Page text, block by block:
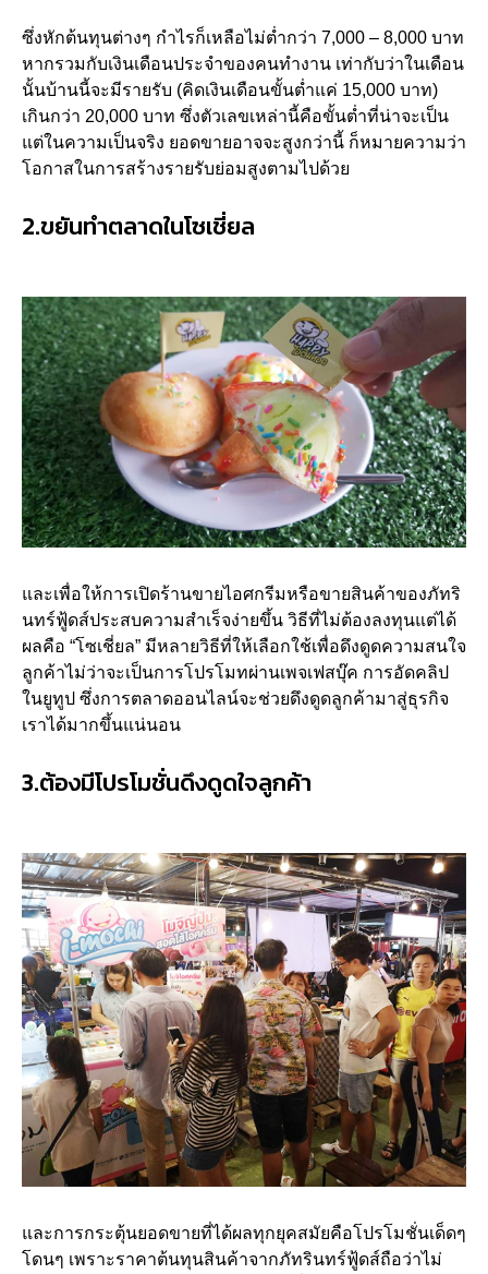
ซึ่งหักต้นทุนต่างๆ กำไรก็เหลือไม่ต่ำกว่า 7,000 – 8,000 บาท
หากรวมกับเงินเดือนประจำของคนทำงาน เท่ากับว่าในเดือน
นั้นบ้านนี้จะมีรายรับ (คิดเงินเดือนขั้นต่ำแค่ 15,000 บาท)
เกินกว่า 20,000 บาท ซึ่งตัวเลขเหล่านี้คือขั้นต่ำที่น่าจะเป็น
แต่ในความเป็นจริง ยอดขายอาจจะสูงกว่านี้ ก็หมายความว่า
โอกาสในการสร้างรายรับย่อมสูงตามไปด้วย
2.ขยันทำตลาดในโซเชี่ยล
และเพื่อให้การเปิดร้านขายไอศกรีมหรือขายสินค้าของภัทริ
นทร์ฟู้ดส์ประสบความสำเร็จง่ายขึ้น วิธีที่ไม่ต้องลงทุนแต่ได้
ผลคือ “โซเชี่ยล” มีหลายวิธีที่ให้เลือกใช้เพื่อดึงดูดความสนใจ
ลูกค้าไม่ว่าจะเป็นการโปรโมทผ่านเพจเฟสบุ๊ค การอัดคลิป
ในยูทูป ซึ่งการตลาดออนไลน์จะช่วยดึงดูดลูกค้ามาสู่ธุรกิจ
เราได้มากขึ้นแน่นอน
3.ต้องมีโปรโมชั่นดึงดูดใจลูกค้า
และการกระตุ้นยอดขายที่ได้ผลทุกยุคสมัยคือโปรโมชั่นเด็ดๆ
โดนๆ เพราะราคาต้นทุนสินค้าจากภัทรินทร์ฟู้ดส์ถือว่าไม่